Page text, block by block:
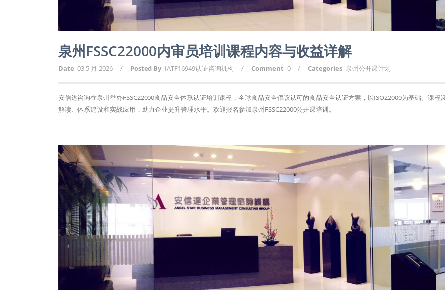
泉州FSSC22000内审员培训课程内容与收益详解
Date 03 5 月 2026 / Posted By IATF16949认证咨询机构 / Comment 0 / Categories 泉州公开课计划
安信达咨询在泉州举办FSSC22000食品安全体系认证培训课程，全球食品安全倡议认可的食品安全认证方案，以ISO22000为基础。课程
解读、体系建设和实战应用，助力企业提升管理水平。欢迎报名参加泉州FSSC22000公开课培训。